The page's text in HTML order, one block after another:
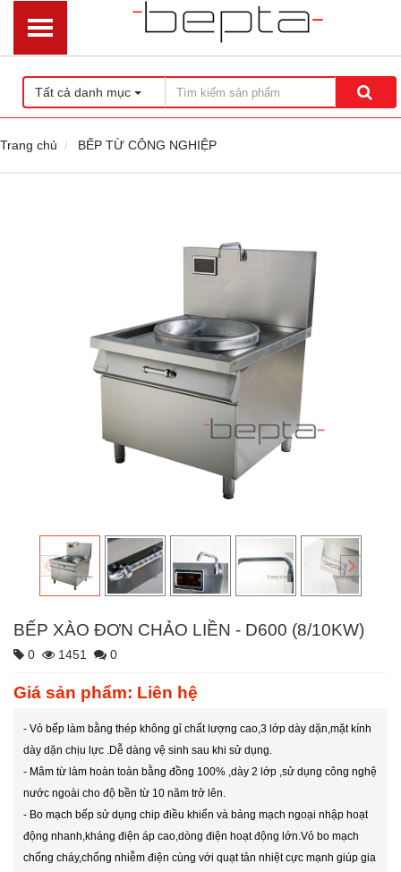
Tất cả danh mục
Trang chủ BẾP TỪ CÔNG NGHIỆP
BẾP XÀO ĐƠN CHẢO LIỀN - D600 (8/10KW)
0 1451 0
Giá sản phẩm: Liên hệ
- Vỏ bếp làm bằng thép không gỉ chất lượng cao,3 lớp dày dặn,mặt kính
dày dặn chịu lực .Dễ dàng vệ sinh sau khi sử dụng.
- Mâm từ làm hoàn toàn bằng đồng 100% ,dày 2 lớp ,sử dụng công nghệ
nước ngoài cho độ bền từ 10 năm trở lên.
- Bo mạch bếp sử dụng chip điều khiển và bảng mạch ngoại nhập hoạt
động nhanh,kháng điện áp cao,dòng điện hoạt động lớn.Vỏ bo mạch
chống cháy,chống nhiễm điện cùng với quạt tản nhiệt cực mạnh giúp gia